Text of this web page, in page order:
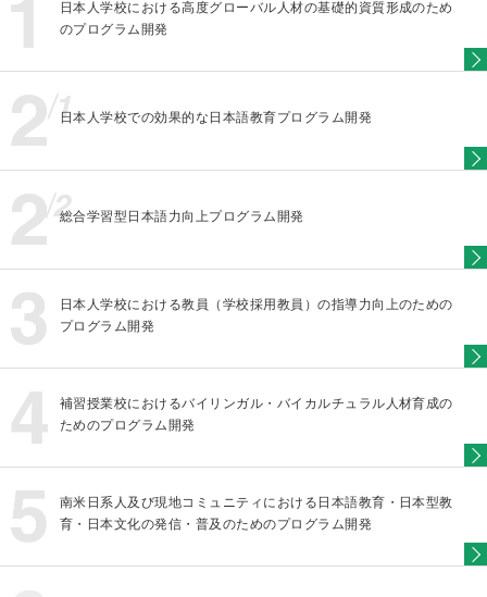
日本人学校における高度グローバル人材の基礎的資質形成のため
のプログラム開発
日本人学校での効果的な日本語教育プログラム開発
総合学習型日本語力向上プログラム開発
日本人学校における教員（学校採用教員）の指導力向上のための
プログラム開発
補習授業校におけるバイリンガル・バイカルチュラル人材育成の
ためのプログラム開発
南米日系人及び現地コミュニティにおける日本語教育・日本型教
育・日本文化の発信・普及のためのプログラム開発